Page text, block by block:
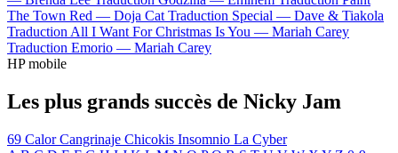
The Town Red — Doja Cat Traduction Special — Dave & Tiakola
Traduction All I Want For Christmas Is You — Mariah Carey
Traduction Emorio — Mariah Carey
HP mobile
Les plus grands succès de Nicky Jam
69 CalorCangrinaje Chicokis Insomnio La Cyber